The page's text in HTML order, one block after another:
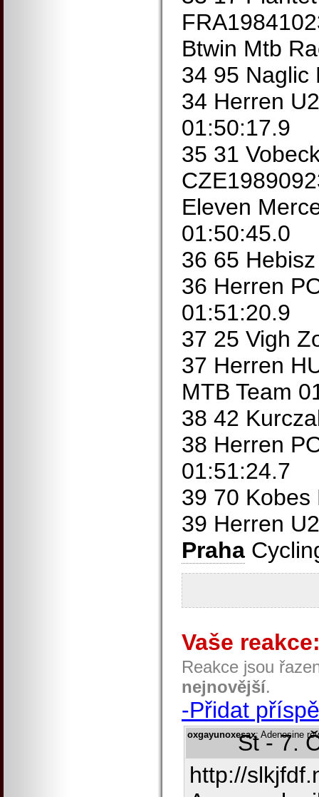
Btwin Mtb
34 95 Naglic
34 Herren
01:50:17.9
35 31
Eleven
01:50:45.0
36 65
36 Herren
01:51:20.9
37 25 Vigh
37 Herren
MTB Team
38 42
38 Herren
01:51:24.7
39 70 Kobes
39 Herren
Praha
Vaše
Reakce jsou
nejnovější.
-Přidat
oxgayunoxesax: Adenosine
St - 7.
http://